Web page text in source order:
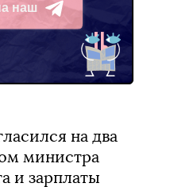
наш
на два
министра
и зарплаты